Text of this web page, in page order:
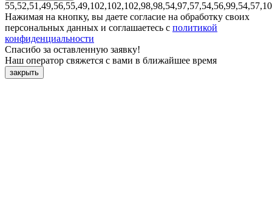
Нажимая на кнопку, вы даете согласие на обработку своих
персональных данных и соглашаетесь с политикой
конфиденциальности
Спасибо за оставленную заявку!
Наш оператор свяжется с вами в ближайшее время
закрыть